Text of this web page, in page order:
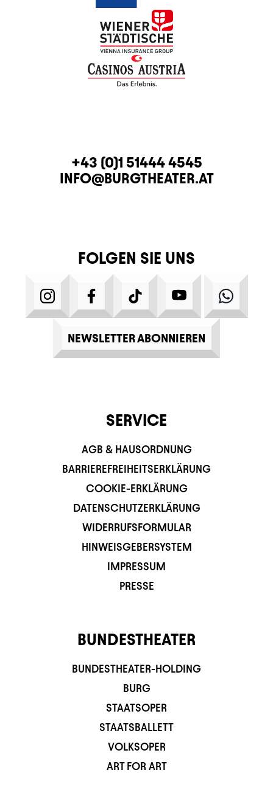
KONTAKTTELEFON
+43 (0)1 51444 4545
E-MAIL
INFO@BURGTHEATER.AT
FOLGEN SIE UNS
INSTAGRAMFACEBOOKTIKTOK YOUTUBE
NEWSLETTER ABONNIEREN
SERVICE
AGB & HAUSORDNUNG
BARRIEREFREIHEITSERKLÄRUNG
COOKIE-ERKLÄRUNG
DATENSCHUTZERKLÄRUNG
WIDERRUFSFORMULAR
HINWEISGEBERSYSTEM
IMPRESSUM
PRESSE
BUNDESTHEATER
BUNDESTHEATER-HOLDING
BURG
STAATSOPER
STAATSBALLETT
VOLKSOPER
ART FOR ART